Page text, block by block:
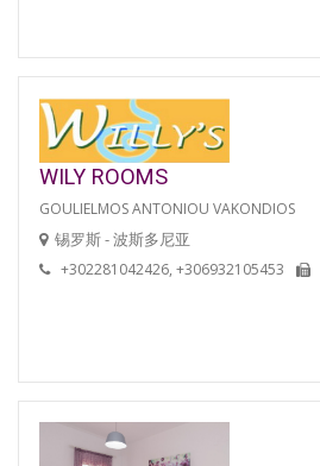
WILY ROOMS
GOULIELMOS ANTONIOU VAKONDIOS
锡罗斯 - 波斯多尼亚
+302281042426, +306932105453